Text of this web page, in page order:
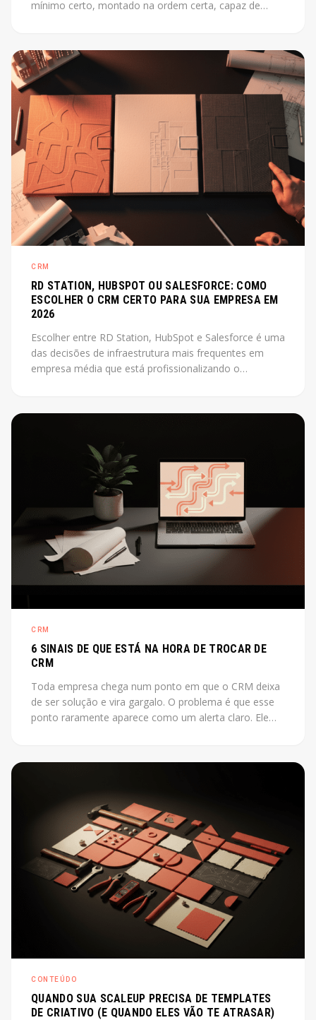
mínimo certo, montado na ordem certa, capaz de
agora.
CRM
RD STATION, HUBSPOT OU SALESFORCE: COMO
ESCOLHER O CRM CERTO PARA SUA EMPRESA EM
2026
Escolher entre RD Station, HubSpot e Salesforce é uma
das decisões de infraestrutura mais frequentes em
empresa média que está profissionalizando o
de uma das plataformas. Este post não tem esse
escolha certa para cada contexto.
CRM
6 SINAIS DE QUE ESTÁ NA HORA DE TROCAR DE
CRM
Toda empresa chega num ponto em que o CRM deixa
de ser solução e vira gargalo. O problema é que esse
ponto raramente aparece como um alerta claro. Ele
CONTEÚDO
QUANDO SUA SCALEUP PRECISA DE TEMPLATES
DE CRIATIVO (E QUANDO ELES VÃO TE ATRASAR)